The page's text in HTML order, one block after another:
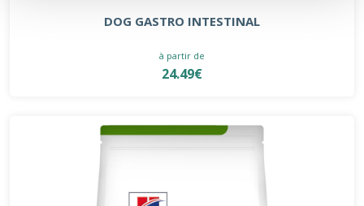
DOG GASTRO INTESTINAL
à partir de
24.49€